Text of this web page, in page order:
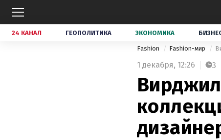
24 КАНАЛ ГЕОПОЛИТИКА ЭКОНОМИКА
Fashion Fashion-мир
1 декабря, 12:26 3